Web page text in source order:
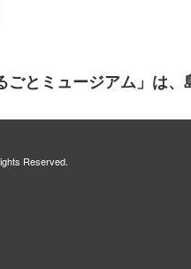
ごとミュージアム」は
Reserved.